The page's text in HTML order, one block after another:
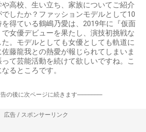
高校、生い立ち、家族についてご紹介
したか？ファッションモデルとして10
得ている鶴嶋乃愛は、2019年に『仮面
女優デビューを果たし、演技初挑戦な
。モデルとしても女優としても軌道に
藤龍我との熱愛が報じられてしまいま
て芸能活動を続けて欲しいですね。こ
るところです。
告の後に次ページに続きます-----------------
広告 / スポンサーリンク